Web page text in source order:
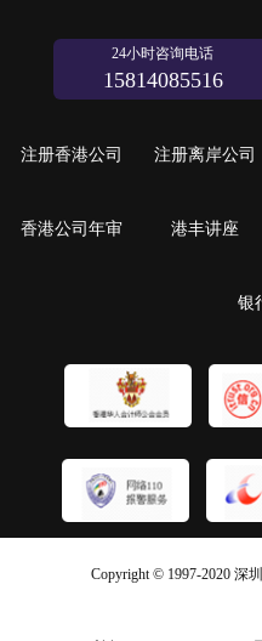
24小时咨询电话
15814085516
注册香港公司 注册离岸公司
香港公司年审 港丰讲座
银
Copyright © 1997-2020 深